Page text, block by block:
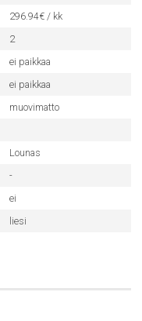
296.94€ / kk
2
ei paikkaa
ei paikkaa
muovimatto
Lounas
-
ei
liesi